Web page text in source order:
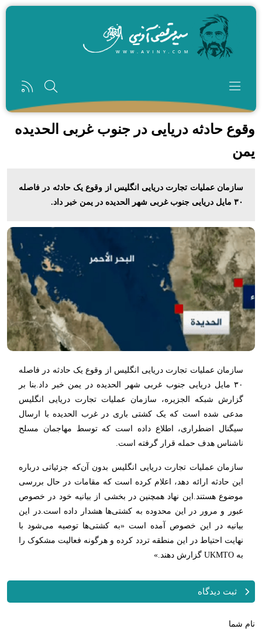
رفتن به محتوای اصلی
وقوع حادثه دریایی در جنوب غربی الحدیده
یمن
سازمان عملیات تجارت دریایی انگلیس از وقوع یک حادثه در فاصله
۳۰ مایل دریایی جنوب غربی شهر الحدیده در یمن خبر داد.
سازمان عملیات تجارت دریایی انگلیس از وقوع یک حادثه در فاصله
۳۰ مایل دریایی جنوب غربی شهر الحدیده در یمن خبر داد.بنا بر
گزارش شبکه الجزیره، سازمان عملیات تجارت دریایی انگلیس
مدعی شده است که یک کشتی باری در غرب الحدیده با ارسال
سیگنال اضطراری، اطلاع داده است که توسط مهاجمان مسلح
ناشناس هدف حمله قرار گرفته است.
سازمان عملیات تجارت دریایی انگلیس بدون آن‌که جزئیاتی درباره
این حادثه ارائه دهد، اعلام کرده است که مقامات در حال بررسی
موضوع هستند.این نهاد همچنین در بخشی از بیانیه خود در خصوص
عبور و مرور در این محدوده به کشتی‌ها هشدار داده است.در این
بیانیه در این خصوص آمده است «به کشتی‌ها توصیه می‌شود با
نهایت احتیاط در این منطقه تردد کرده و هرگونه فعالیت مشکوک را
به UKMTO گزارش دهند.»
ثبت دیدگاه
نام شما